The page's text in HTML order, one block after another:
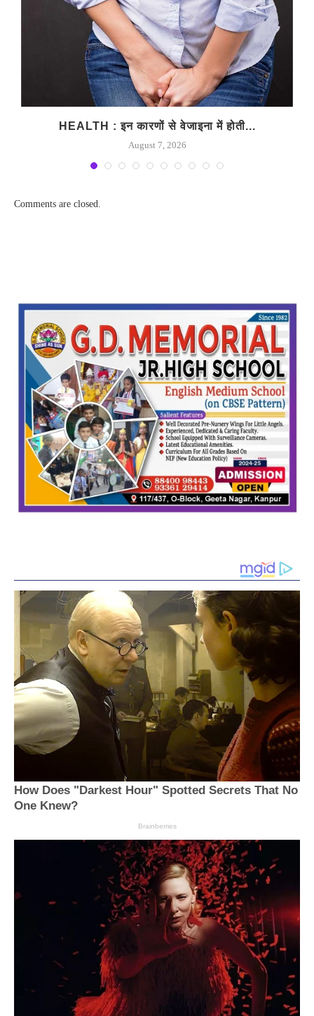
HEALTH : इन कारणों से वेजाइना में होती...
August 7, 2026
Comments are closed.